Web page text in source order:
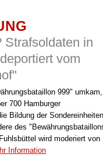
Strafsoldaten in
vom
999" umkam,
700 Hamburger
Bildung der Sondereinheiten
des
wird moderiert von
Information